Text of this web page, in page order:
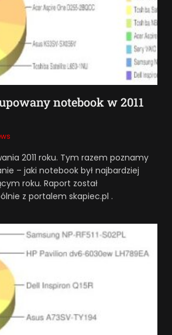
notebook w 2011
2011 roku. Tym razem poznamy
– jaki notebook był najbardziej
roku. Raport został
z portalem skapiec.pl .